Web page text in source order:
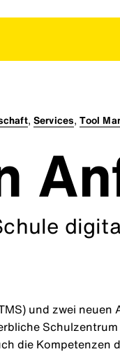
, Services,Tool
und zwei
die Kompetenzen